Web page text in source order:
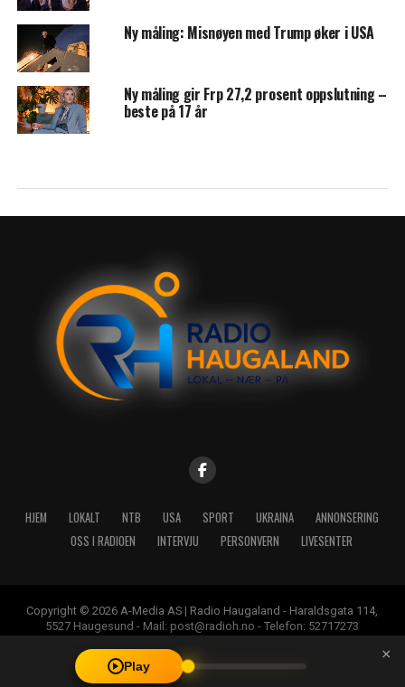
Ny måling: Misnøyen med Trump øker i USA
Ny måling gir Frp 27,2 prosent oppslutning –
beste på 17 år
HJEM LOKALT NTB USA SPORT UKRAINA
ANNONSERING
OSS I RADIOEN
INTERVJU PERSONVERN LIVESENTER
Copyright © 2026 A-Media AS | Radio Haugaland - Haraldsgata 114,
5527 Haugesund - Mail: post@radioh.no - Telefon: 52717273
Play
×